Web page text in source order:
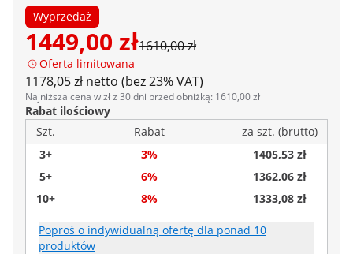
Wyprzedaż
1449,00 zł1610,00 zł
Oferta limitowana
1178,05 zł netto (bez 23% VAT)
Najniższa cena w zł z 30 dni przed obniżką: 1610,00 zł
Rabat ilościowy
Szt.
Rabat
za szt. (brutto)
3+
3%
1405,53 zł
5+
6%
1362,06 zł
10+
8% 1333,08 zł
Poproś o indywidualną ofertę dla ponad 10
produktów